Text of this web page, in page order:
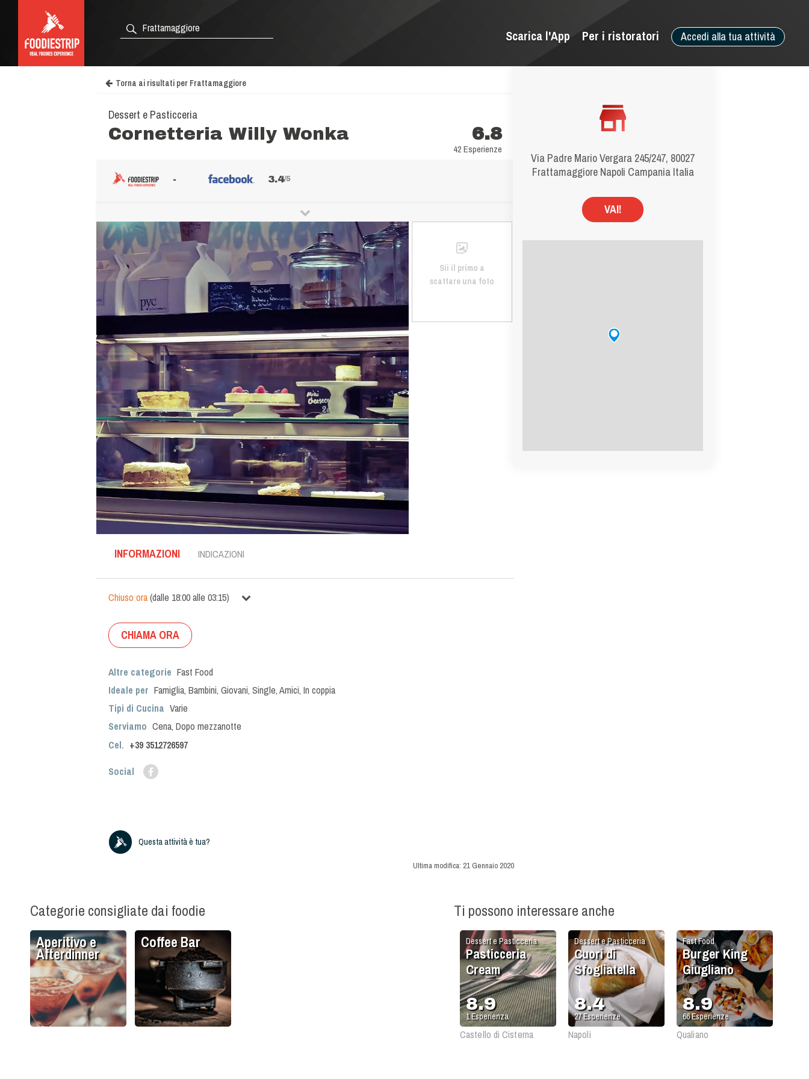
Accedi alla tua attività
Per i ristoratori
Scarica l'App
Via Padre Mario Vergara 245/247, 80027
Frattamaggiore Napoli Campania Italia
VAI!
Torna ai risultati per Frattamaggiore
Dessert e Pasticceria
Cornetteria Willy Wonka 6.8
42 Esperienze
- 3.4/5
Sii il primo a
scattare una foto
INFORMAZIONI INDICAZIONI
Chiuso ora(dalle 18:00alle 03:15)
CHIAMA ORA
Altre categorie Fast Food
Ideale per Famiglia, Bambini, Giovani, Single,Amici, In coppia
Tipi di Cucina Varie
Serviamo Cena, Dopo mezzanotte
Cel. +39 3512726597
Social
Questa attività è tua?
Ultima modifica: 21 Gennaio 2020
Categorie consigliate dai foodie
Aperitivo e
Afterdinner
Coffee Bar
Ti possono interessare anche
Fast Food
Burger King
Giugliano
8.9
66Esperienze
Qualiano
Dessert e Pasticceria
Cuori di
Sfogliatella
8.4
27Esperienze
Napoli
Dessert e Pasticceria
Pasticceria
Cream
8.9
1Esperienza
Castello di Cisterna